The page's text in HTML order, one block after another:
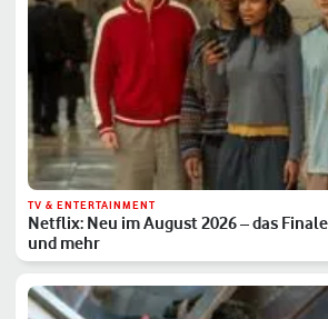
TV & ENTERTAINMENT
Netflix: Neu im August 2026 – das
und mehr